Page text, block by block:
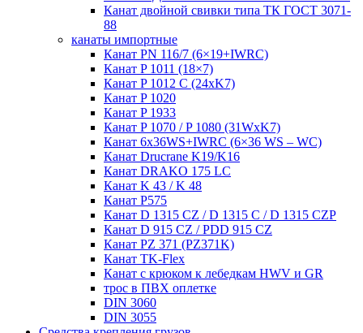
Канат двойной свивки типа ТК ГОСТ 3071-
88
канаты импортные
Канат PN 116/7 (6×19+IWRC)
Канат P 1011 (18×7)
Канат P 1012 C (24xK7)
Канат P 1020
Канат P 1933
Канат P 1070 / P 1080 (31WxK7)
Канат 6x36WS+IWRC (6×36 WS – WC)
Канат Drucrane K19/K16
Канат DRAKO 175 LC
Канат K 43 / K 48
Канат P575
Канат D 1315 CZ / D 1315 C / D 1315 CZP
Канат D 915 CZ / PDD 915 CZ
Канат PZ 371 (PZ371K)
Канат TK-Flex
Канат с крюком к лебедкам HWV и GR
трос в ПВХ оплетке
DIN 3060
DIN 3055